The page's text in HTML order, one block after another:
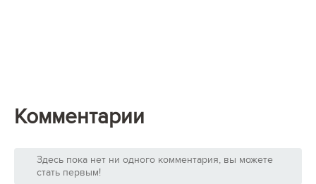
Комментарии
Здесь пока нет ни одного комментария, вы можете
стать первым!